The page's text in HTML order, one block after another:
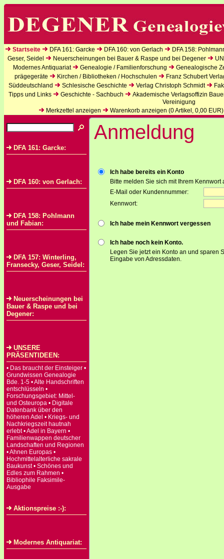
Startseite DFA 161: Garcke DFA 160: von Gerlach
DFA 158:
Geser, Seidel
Neuerscheinungen bei Bauer & Raspe und bei Degener
Modernes Antiquariat
Genealogie / Familienforschung
Genealogische
prägegeräte
Kirchen / Bibliotheken / Hochschulen
Franz Schubert
Süddeutschland
Schlesische Geschichte Verlag Christoph Schmidt
Tipps und Links
Geschichte - Sachbuch
Akademische Verlagsoffizin
Vereinigung
Merkzettel anzeigen
Warenkorb anzeigen (0Artikel, 0,00 EUR)
DFA 161: Garcke:
DFA 160: von Gerlach:
DFA 158: Pohlmann
und Fabian:
DFA 157: Winterling,
Fransecky, Geser, Seidel:
Neuerscheinungen bei
Bauer & Raspe und bei
Degener:
UNSERE
PRÄSENTIDEEN:
• Das braucht der Einsteiger •
Grundwissen Genealogie
Bde. 1-5 • Alte Handschriften
entschlüsseln •
Forschungsgebiet: Mittel-
und Osteuropa • Digitale
Datenbank über den
höheren Adel • Kriegs- und
Nachkriegszeit hautnah
erlebt • Adel in Bayern •
Familienwappen deutscher
Landschaften und Regionen
• Ahnen Europas •
Hochmittelalterliche sakrale
Baukunst • Schönes und
Edles zum Rahmen •
Bibliophile Faksimile-
Ausgabe
Aktionspreise :-):
Modernes Antiquariat:
Anmeldung
Ich habe bereits ein Konto
Bitte melden Sie sich mit Ihrem Kennwort
E-Mail oder Kundennummer:
Kennwort:
Ich habe mein Kennwort vergessen
Ich habe noch kein Konto.
Legen Sie jetzt ein Konto an und sparen
Eingabe von Adressdaten.